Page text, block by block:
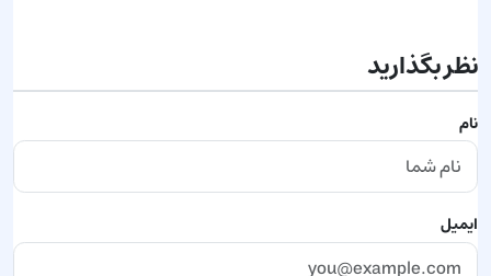
نظر بگذارید
نام
ایمیل